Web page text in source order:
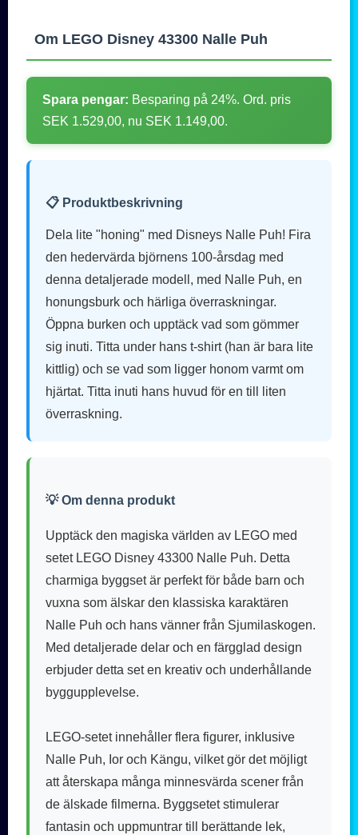
Om LEGO Disney 43300 Nalle Puh
Spara pengar: Besparing på 24%. Ord. pris
SEK 1.529,00, nu SEK 1.149,00.
📋 Produktbeskrivning
Dela lite "honing" med Disneys Nalle Puh! Fira
den hedervärda björnens 100-årsdag med
denna detaljerade modell, med Nalle Puh, en
honungsburk och härliga överraskningar.
Öppna burken och upptäck vad som gömmer
sig inuti. Titta under hans t-shirt (han är bara lite
kittlig) och se vad som ligger honom varmt om
hjärtat. Titta inuti hans huvud för en till liten
överraskning.
💡 Om denna produkt
Upptäck den magiska världen av LEGO med
setet LEGO Disney 43300 Nalle Puh. Detta
charmiga byggset är perfekt för både barn och
vuxna som älskar den klassiska karaktären
Nalle Puh och hans vänner från Sjumilaskogen.
Med detaljerade delar och en färgglad design
erbjuder detta set en kreativ och underhållande
byggupplevelse.
LEGO-setet innehåller flera figurer, inklusive
Nalle Puh, Ior och Kängu, vilket gör det möjligt
att återskapa många minnesvärda scener från
de älskade filmerna. Byggsetet stimulerar
fantasin och uppmuntrar till berättande lek,